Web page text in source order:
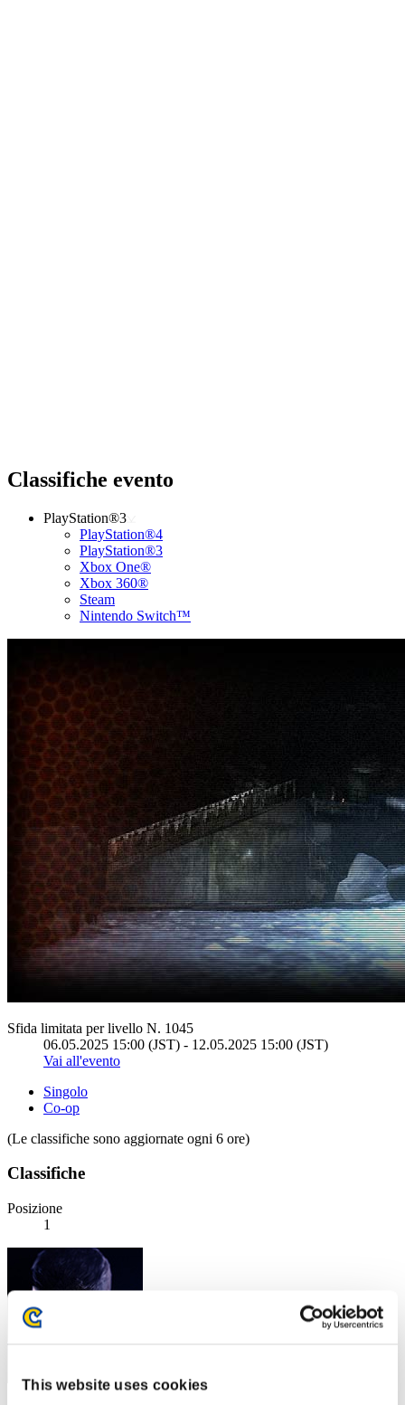
This website uses cookies
Classifiche evento
PlayStation®3
PlayStation®4
PlayStation®3
Xbox One®
Xbox 360®
Steam
Nintendo Switch™
Sfida limitata per livello N. 1045
06.05.2025 15:00 (JST) - 12.05.2025 15:00 (JST)
Vai all'evento
Singolo
Co-op
(Le classifiche sono aggiornate ogni 6 ore)
Classifiche
Posizione
1